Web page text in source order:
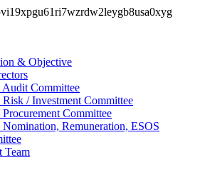
& Objective
Audit Committee
/ Investment Committee
Committee
Nomination, Remuneration, ESOS
Team